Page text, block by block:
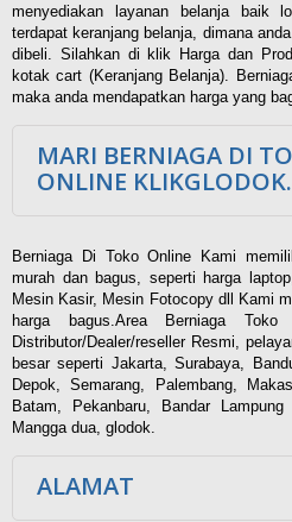
menyediakan layanan belanja baik
terdapat keranjang belanja, dimana
dibeli. Silahkan di klik Harga dan
kotak cart (Keranjang Belanja).
maka anda mendapatkan harga yang
MARI BERNIAGA DI
ONLINE
Berniaga Di Toko Online Kami
murah dan bagus, seperti harga
Mesin Kasir, Mesin Fotocopy dll Kami
harga bagus.Area Berniaga
Distributor/Dealer/reseller Resmi,
besar seperti Jakarta, Surabaya,
Depok, Semarang, Palembang,
Batam, Pekanbaru, Bandar
Mangga dua, glodok.
ALAMAT